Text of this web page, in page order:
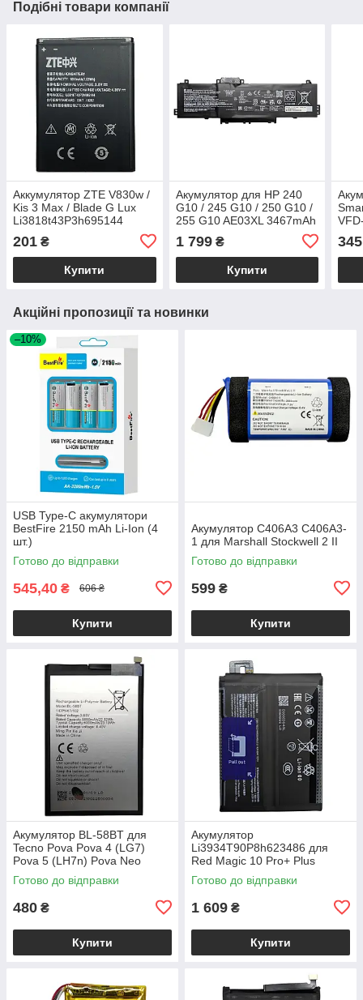
Подібні товари компанії
Аккумулятор ZTE V830w /
Kis 3 Max / Blade G Lux
Li3818t43P3h695144
201 ₴
Купити
Акумулятор для HP 240
G10 / 245 G10 / 250 G10 /
255 G10 AE03XL 3467mAh
1 799₴
Купити
345
Акційні пропозиції та новинки
–10%
USB Type-C акумулятори
BestFire 2150 mAh Li-Ion (4
шт.)
Готово до відправки
545,40 ₴ 606 ₴
Купити
Акумулятор C406A3 C406A3-
1 для Marshall Stockwell 2 II
Готово до відправки
599 ₴
Купити
Акумулятор BL-58BT для
Tecno Pova Pova 4 (LG7)
Pova 5 (LH7n) Pova Neo
Готово до відправки
480 ₴
Купити
Акумулятор
Li3934T90P8h623486 для
Red Magic 10 Pro+ Plus
Готово до відправки
1 609 ₴
Купити